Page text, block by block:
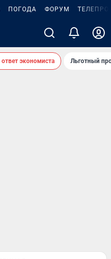
ПОГОДА ФОРУМ
экономиста Льготный